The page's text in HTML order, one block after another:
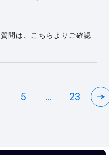
問は、こちらよりご確認
5 ... 23